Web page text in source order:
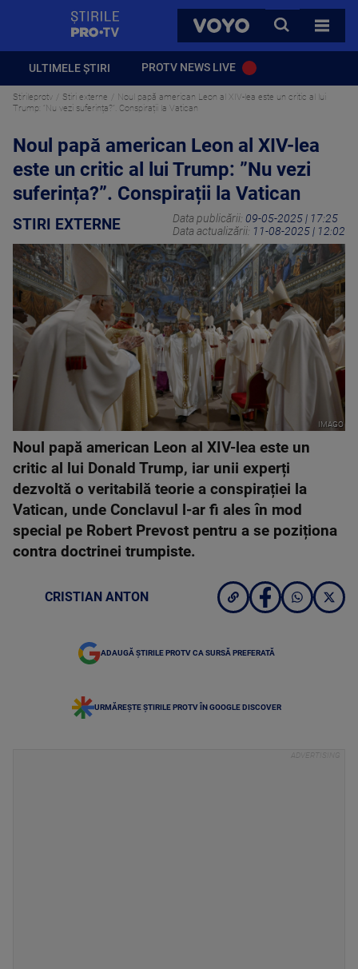
VOYO
CAUTA
TOATE
ULTIMELE ȘTIRI PROTV NEWS LIVE
Stirileprotv Stiri externe
Noul papă american Leon al XIV-lea este un critic al lui
Trump: ”Nu vezi suferința?”. Conspirații la Vatican
Noul papă american Leon al XIV-lea
este un critic al lui Trump: ”Nu vezi
suferința?”. Conspirații la Vatican
STIRI EXTERNE Data publicării: 09-05-2025 | 17:25
Data actualizării: 11-08-2025 | 12:02
IMAGO
Noul papă american Leon al XIV-lea este un
critic al lui Donald Trump, iar unii experți
dezvoltă o veritabilă teorie a conspirației la
Vatican, unde Conclavul l-ar fi ales în mod
special pe Robert Prevost pentru a se poziționa
contra doctrinei trumpiste.
CRISTIAN ANTON
ADAUGĂ ȘTIRILE PROTV CA SURSĂ PREFERATĂ
URMĂREȘTE ȘTIRILE PROTV ÎN GOOGLE DISCOVER